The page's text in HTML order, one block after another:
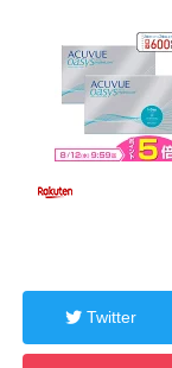
Twitter